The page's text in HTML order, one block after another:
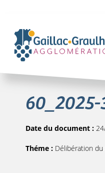
Date du document :
Théme : Délibération du